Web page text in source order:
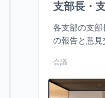
支部長・
各支部の支部
の報告と意見
会議